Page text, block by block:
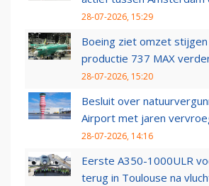
28-07-2026, 15:29
Boeing ziet omzet
productie 737 MAX
28-07-2026, 15:20
Besluit over
Airport met jaren
28-07-2026, 14:16
Eerste A350-1000ULR
terug in Toulouse na